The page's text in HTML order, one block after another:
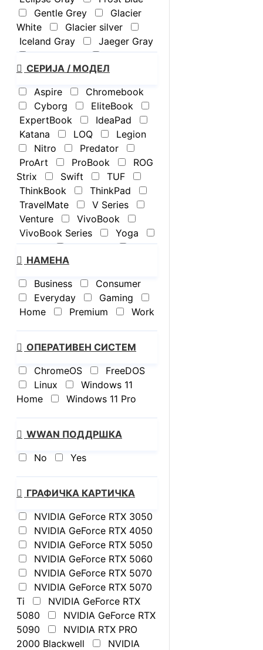
Gentle Grey
Glacier
White
Glacier silver
Iceland Gray
Jaeger Gray
Light Silver
Luna grey
Matte Gray
Mecha
Misty Gray
Misty Grey
Morn Grey
Nano Black
Obsidian Black
Pike
silver aluminum
Quiet Blue
Rocky Grey
Scandinavian White
Seashell
Shale Black
Solid Gray
Steam Blue
Steel Grey
Thunder Grey
Tidal teal
Translucent
Black
Zabriskie Beige
СЕРИЈА / МОДЕЛ
Aspire
Chromebook
Cyborg
EliteBook
ExpertBook
IdeaPad
Katana
LOQ
Legion
Nitro
Predator
ProArt
ProBook
ROG
Strix
Swift
TUF
ThinkBook
ThinkPad
TravelMate
V Series
Venture
VivoBook
VivoBook Series
Yoga
ZBook
ZenBook
ZenBook Series
НАМЕНА
Business
Consumer
Everyday
Gaming
Home
Premium Work
ОПЕРАТИВЕН СИСТЕМ
ChromeOS
FreeDOS
Linux
Windows 11
Home
Windows 11 Pro
WWAN ПОДДРШКА
No
Yes
ГРАФИЧКА КАРТИЧКА
NVIDIA GeForce RTX 3050
NVIDIA GeForce RTX 4050
NVIDIA GeForce RTX 5050
NVIDIA GeForce RTX 5060
NVIDIA GeForce RTX 5070
NVIDIA GeForce RTX 5070
Ti
NVIDIA GeForce RTX
5080
NVIDIA GeForce RTX
5090
NVIDIA RTX PRO
2000 Blackwell
NVIDIA